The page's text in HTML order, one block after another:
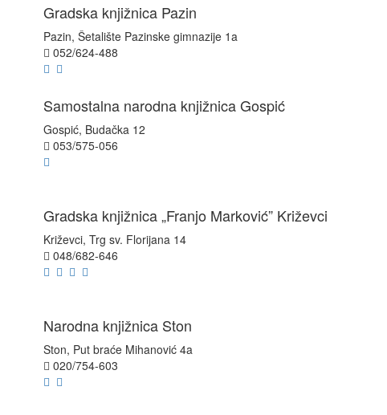
Gradska knjižnica Pazin
Pazin, Šetalište Pazinske gimnazije 1a
052/624-488
Samostalna narodna knjižnica Gospić
Gospić, Budačka 12
053/575-056
Gradska knjižnica „Franjo Marković” Križevci
Križevci, Trg sv. Florijana 14
048/682-646
Narodna knjižnica Ston
Ston, Put braće Mihanović 4a
020/754-603